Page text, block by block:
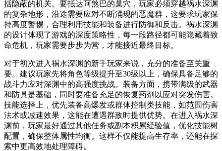
括隐蔽的机关。要抵达阿煞巴的巢穴，玩家必须穿越祸水深渊
的复杂地形，沿途需要应对不断涌现的恶魔群，这要求玩家保
持高度警惕，合理利用技能和装备进行防御和反击。祸水深渊
的设计体现了游戏的深度策略性，每一段路径都可能隐藏着致
命危机，玩家需要步步为营，才能接近最终目标。
对于初次进入祸水深渊的新手玩家来说，充分的准备至关重
要。建议玩家先将角色等级提升至30级以上，确保具备足够的
战斗力应对深渊中的高强度挑战。装备方面，携带满级的武器
和防具是基础，同时要准备充足的恢复药剂以应对突发伤害。
技能选择上，优先装备高爆发或群体控制类技能，如范围伤害
法术或减速效果，这能在遭遇群敌时提供优势。在进入祸水深
渊前，玩家最好通过其他任务或副本积累经验值，优化技能树
配置，确保整体属性均衡。这样不仅能提高生存率，还能在探
索中更高效地处理障碍。